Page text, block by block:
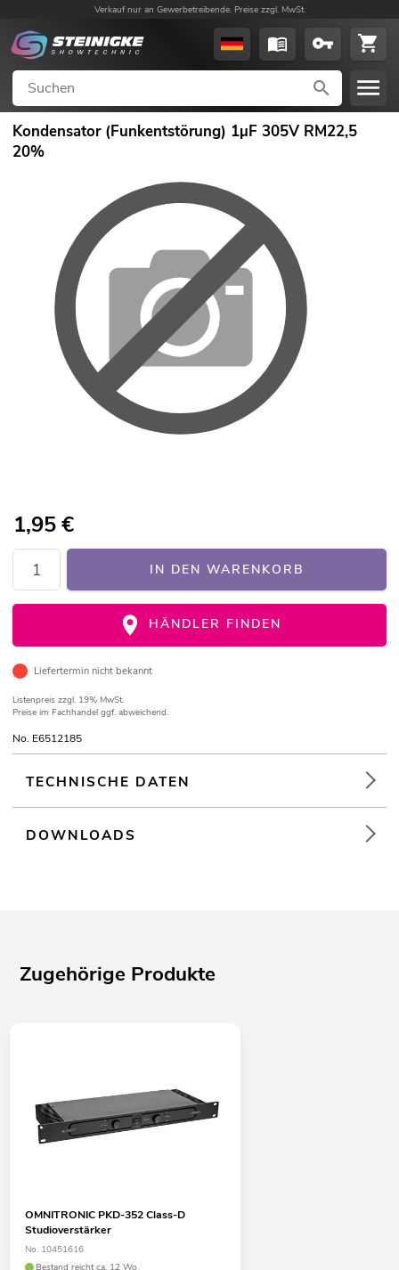
Verkauf nur an Gewerbetreibende. Preise zzgl. MwSt.
Kondensator (Funkentstörung) 1µF 305V RM22,5
20%
1,95€
IN DEN WARENKORB
HÄNDLER FINDEN
Liefertermin nicht bekannt
Listenpreis zzgl. 19% MwSt.
Preise im Fachhandel ggf. abweichend.
No. E6512185
TECHNISCHE DATEN
DOWNLOADS
Zugehörige Produkte
OMNITRONIC PKD-352 Class-D
Studioverstärker
No. 10451616
Bestand reicht ca. 12 Wo.